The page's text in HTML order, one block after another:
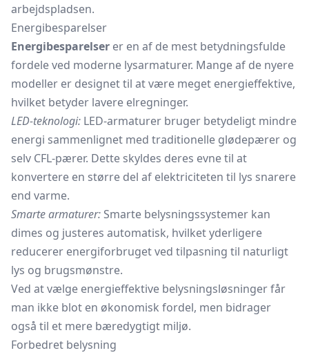
arbejdspladsen.
Energibesparelser
Energibesparelser er en af de mest betydningsfulde
fordele ved moderne lysarmaturer. Mange af de nyere
modeller er designet til at være meget energieffektive,
hvilket betyder lavere elregninger.
LED-teknologi: LED-armaturer bruger betydeligt mindre
energi sammenlignet med traditionelle glødepærer og
selv CFL-pærer. Dette skyldes deres evne til at
konvertere en større del af elektriciteten til lys snarere
end varme.
Smarte armaturer: Smarte belysningssystemer kan
dimes og justeres automatisk, hvilket yderligere
reducerer energiforbruget ved tilpasning til naturligt
lys og brugsmønstre.
Ved at vælge energieffektive belysningsløsninger får
man ikke blot en økonomisk fordel, men bidrager
også til et mere bæredygtigt miljø.
Forbedret belysning